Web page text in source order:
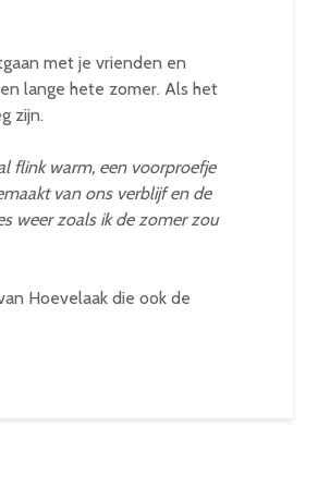
met je vrienden en
lange hete zomer. Als het
zijn.
flink warm, een voorproefje
van ons verblijf en de
weer zoals ik de zomer zou
Hoevelaak die ook de